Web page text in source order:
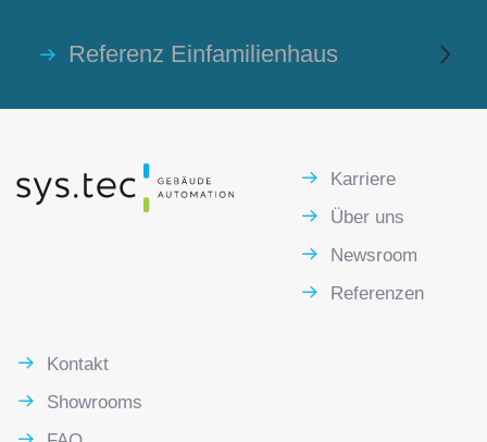
Referenz Einfamilienhaus
Karriere
Über uns
Newsroom
Referenzen
Kontakt
Showrooms